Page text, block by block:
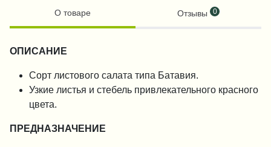
О товаре Отзывы 0
ОПИСАНИЕ
Сорт листового салата типа Батавия.
Узкие листья и стебель привлекательного красного
цвета.
ПРЕДНАЗНАЧЕНИЕ